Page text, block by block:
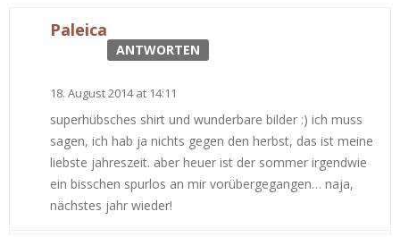
Paleica
ANTWORTEN
18. August 2014 at 14:11
superhübsches shirt und wunderbare bilder :) ich muss
sagen, ich hab ja nichts gegen den herbst, das ist meine
liebste jahreszeit. aber heuer ist der sommer irgendwie
ein bisschen spurlos an mir vorübergegangen… naja,
nächstes jahr wieder!